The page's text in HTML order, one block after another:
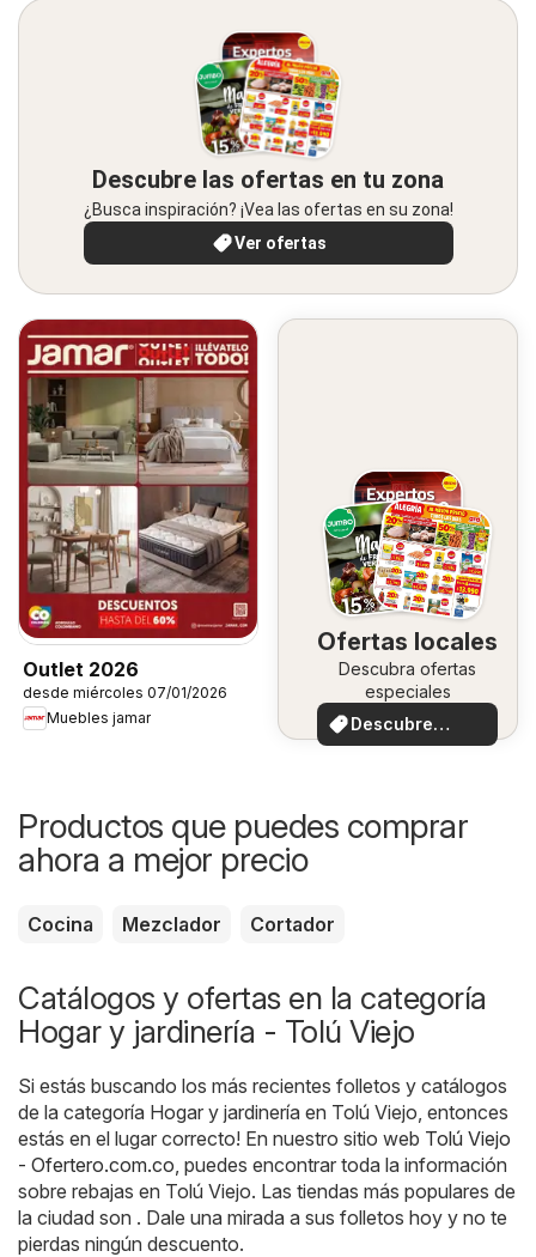
Descubre las ofertas en tu zona
¿Busca inspiración? ¡Vea las ofertas en su zona!
Ver ofertas
Outlet 2026
desde miércoles 07/01/2026
Muebles jamar
Ofertas locales
Descubra ofertas
especiales
Descubre
ofertas
Productos que puedes comprar
ahora a mejor precio
Cocina Mezclador Cortador
Catálogos y ofertas en la categoría
Hogar y jardinería - Tolú Viejo
Si estás buscando los más recientes folletos y catálogos
de la categoría Hogar y jardinería en Tolú Viejo, entonces
estás en el lugar correcto! En nuestro sitio web Tolú Viejo
- Ofertero.com.co , puedes encontrar toda la información
sobre rebajas en Tolú Viejo. Las tiendas más populares de
la ciudad son . Dale una mirada a sus folletos hoy y no te
pierdas ningún descuento.